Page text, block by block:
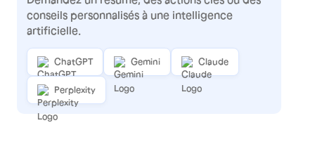
conseils personnalisés à une intelligence
artificielle.
ChatGPT Gemini Claude
Perplexity